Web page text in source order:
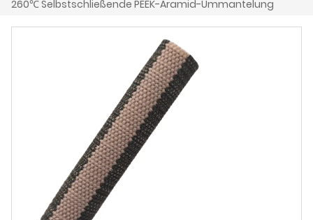
260℃ Selbstschließende PEEK-Aramid-Ummantelung